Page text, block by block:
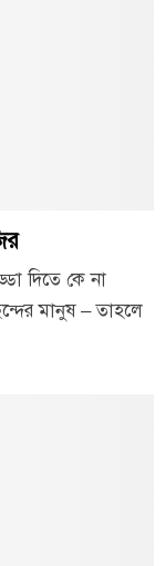
দিতে কে না
মানুষ – তাহলে